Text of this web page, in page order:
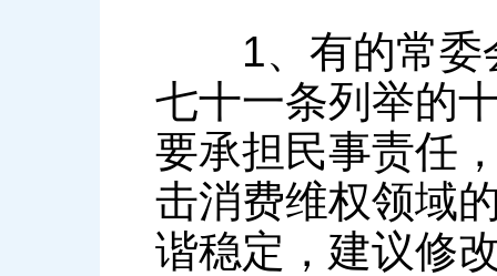
1、有的常委
七十一条列举的
要承担民事责任
击消费维权领域
谐稳定，建议修